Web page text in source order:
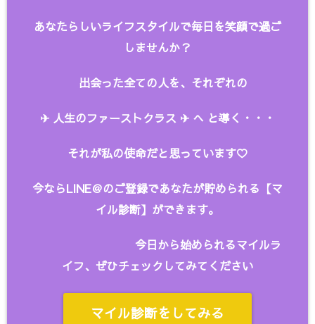
あなたらしいライフスタイルで毎日を笑顔で過ご
しませんか？
出会った全ての人を、 それぞれの
✈︎ 人生のファーストクラス ✈︎ へ と導く・・・
それが私の使命だと思っています♡
今ならLINE＠のご登録であなたが貯められる【マ
イル診断】ができます。
今日から始められるマイルラ
イフ、ぜひチェックしてみてください
マイル診断をしてみる